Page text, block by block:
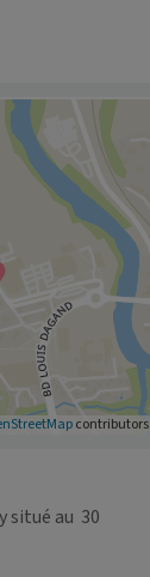
contributors
au  30